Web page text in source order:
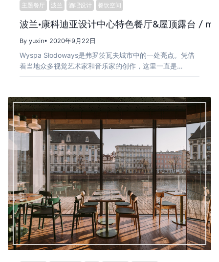
主题餐厅 波兰 酒吧设计 餐饮空间
波兰·康科迪亚设计中心特色餐厅&屋顶露台 /
By yuxin• 2020年9月22日
Wyspa Słodoways是弗罗茨瓦夫城市中的一处亮点。凭借
着当地众多视觉艺术家和音乐家的创作，这里一直是…